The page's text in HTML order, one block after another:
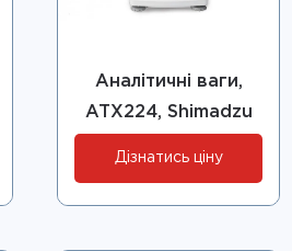
Аналітичні ваги,
ATX224, Shimadzu
Дізнатись ціну